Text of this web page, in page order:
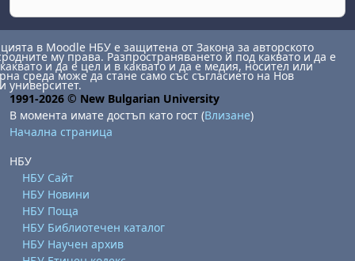
в Moodle НБУ е защитена от Закона за авторското
му права. Разпространяването й под каквато и да е
и да е цел и в каквато и да е медия, носител или
среда може да стане само със съгласието на Нов
университет.
1991-2026 © New Bulgarian University
В момента имате достъп като гост (Влизане)
Начална страница
НБУ
НБУ Сайт
НБУ Новини
НБУ Поща
НБУ Библиотечен каталог
НБУ Научен архив